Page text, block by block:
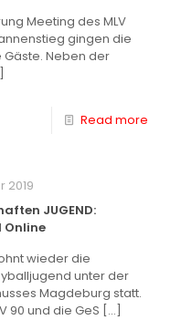
Meeting des MLV
gingen die
Neben der
Read more
2019
JUGEND:
Online
wieder die
unter der
Magdeburg statt.
90 und die GeS […]